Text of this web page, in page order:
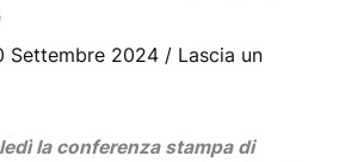
Settembre 2024 / Lascia un
la conferenza stampa di